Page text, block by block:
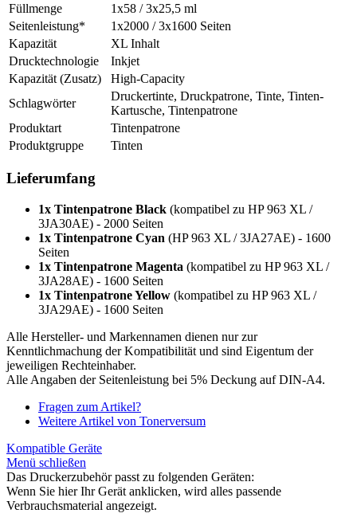
Füllmenge
1x58 / 3x25,5 ml
Seitenleistung*
1x2000 / 3x1600 Seiten
Kapazität
XL Inhalt
Drucktechnologie
Inkjet
Kapazität (Zusatz)
High-Capacity
Schlagwörter
Druckertinte, Druckpatrone, Tinte, Tinten-
Kartusche, Tintenpatrone
Produktart
Tintenpatrone
Produktgruppe
Tinten
Lieferumfang
1x Tintenpatrone Black (kompatibel zu HP 963 XL /
3JA30AE) - 2000 Seiten
1x Tintenpatrone Cyan (HP 963 XL / 3JA27AE) - 1600
Seiten
1x Tintenpatrone Magenta (kompatibel zu HP 963 XL /
3JA28AE) - 1600 Seiten
1x Tintenpatrone Yellow (kompatibel zu HP 963 XL /
3JA29AE) - 1600 Seiten
Alle Hersteller- und Markennamen dienen nur zur
Kenntlichmachung der Kompatibilität und sind Eigentum der
jeweiligen Rechteinhaber.
Alle Angaben der Seitenleistung bei 5% Deckung auf DIN-A4.
Fragen zum Artikel?
Weitere Artikel von Tonerversum
Kompatible Geräte
Menü schließen
Das Druckerzubehör passt zu folgenden Geräten:
Wenn Sie hier Ihr Gerät anklicken, wird alles passende
Verbrauchsmaterial angezeigt.